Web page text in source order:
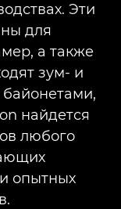
Эти
для
а также
зум- и
найдется
любого
опытных